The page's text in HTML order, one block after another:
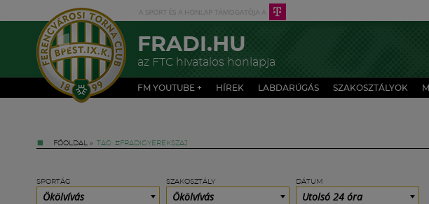
FRADI.HU
az FTC hivatalos honlapja
FM YOUTUBE + HÍREK LABDARÚGÁS SZAKOSZTÁLYOK
FŐOLDAL » TAG: #FRADIGYEREKSZAJ
SPORTÁG
Ökölvívás
SZAKOSZTÁLY
Ökölvívás
DÁTUM
Utolsó 24 óra